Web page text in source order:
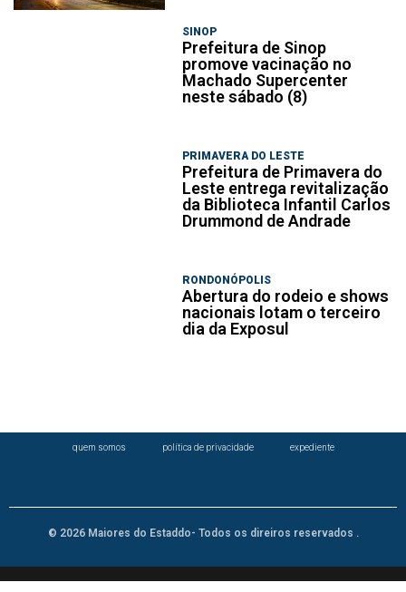
SINOP
Prefeitura de Sinop
promove vacinação no
Machado Supercenter
neste sábado (8)
PRIMAVERA DO LESTE
Prefeitura de Primavera do
Leste entrega revitalização
da Biblioteca Infantil Carlos
Drummond de Andrade
RONDONÓPOLIS
Abertura do rodeio e shows
nacionais lotam o terceiro
dia da Exposul
quem somos política de privacidade expediente
© 2026 Maiores do Estaddo- Todos os direiros reservados .